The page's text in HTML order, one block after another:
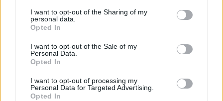
not limited to your visit or usage behaviour. You may click to
grant or deny consent to Google and its third-party tags to
use your data for below specified purposes in below Google
consent section.
I want to opt-out of the Sharing of my
personal data.
Opted In
I want to opt-out of the Sale of my
Personal Data.
Opted In
I want to opt-out of processing my
Personal Data for Targeted Advertising.
Opted In